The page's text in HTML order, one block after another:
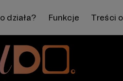
działa? Funkcje Treści